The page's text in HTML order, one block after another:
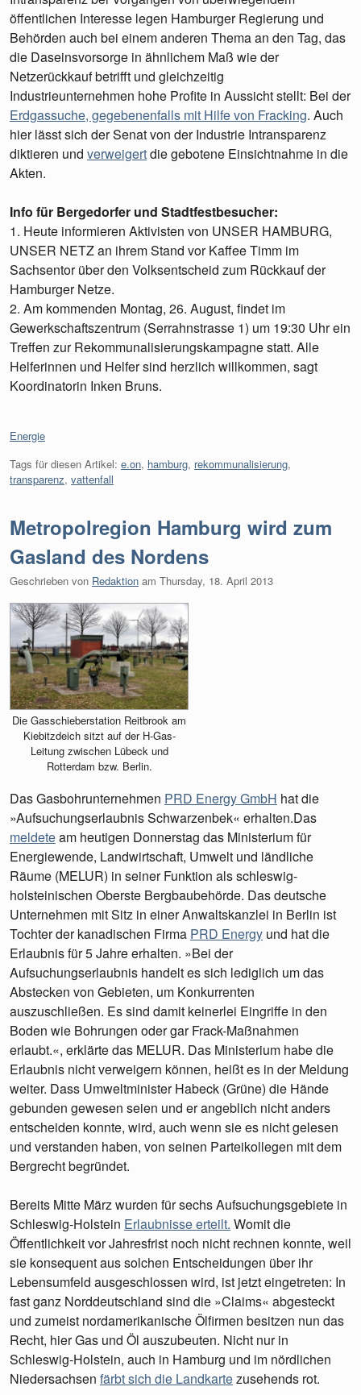
öffentlichen Interesse legen Hamburger Regierung und
Behörden auch bei einem anderen Thema an den Tag, das
die Daseinsvorsorge in ähnlichem Maß wie der
Netzerückkauf betrifft und gleichzeitig
Industrieunternehmen hohe Profite in Aussicht stellt: Bei der
Erdgassuche, gegebenenfalls mit Hilfe von Fracking. Auch
hier lässt sich der Senat von der Industrie Intransparenz
diktieren und verweigertdie gebotene Einsichtnahme in die
Akten.
Info für Bergedorfer und Stadtfestbesucher:
1. Heute informieren Aktivisten von UNSER HAMBURG,
UNSER NETZ an ihrem Stand vor Kaffee Timm im
Sachsentor über den Volksentscheid zum Rückkauf der
Hamburger Netze.
2. Am kommenden Montag, 26. August, findet im
Gewerkschaftszentrum (Serrahnstrasse 1) um 19:30 Uhr ein
Treffen zur Rekommunalisierungskampagne statt. Alle
Helferinnen und Helfer sind herzlich willkommen, sagt
Koordinatorin Inken Bruns.
Kategorien:
Energie
Tags für diesen Artikel: e.on, hamburg, rekommunalisierung,
transparenz, vattenfall
Metropolregion Hamburg wird zum
Gasland des Nordens
Geschrieben von Redaktion am Thursday, 18. April 2013
Die Gasschieberstation Reitbrook am
Kiebitzdeich sitzt auf der H-Gas-
Leitung zwischen Lübeck und
Rotterdam bzw. Berlin.
Das Gasbohrunternehmen PRD Energy GmbH hat die
»Aufsuchungserlaubnis Schwarzenbek« erhalten.Das
meldeteam heutigen Donnerstag das Ministerium für
Energiewende, Landwirtschaft, Umwelt und ländliche
Räume (MELUR) in seiner Funktion als schleswig-
holsteinischen Oberste Bergbaubehörde. Das deutsche
Unternehmen mit Sitz in einer Anwaltskanzlei in Berlin ist
Tochter der kanadischen Firma PRD Energy und hat die
Erlaubnis für 5 Jahre erhalten. »Bei der
Aufsuchungserlaubnis handelt es sich lediglich um das
Abstecken von Gebieten, um Konkurrenten
auszuschließen. Es sind damit keinerlei Eingriffe in den
Boden wie Bohrungen oder gar Frack-Maßnahmen
erlaubt.«, erklärte das MELUR. Das Ministerium habe die
Erlaubnis nicht verweigern können, heißt es in der Meldung
weiter. Dass Umweltminister Habeck (Grüne) die Hände
gebunden gewesen seien und er angeblich nicht anders
entscheiden konnte, wird, auch wenn sie es nicht gelesen
und verstanden haben, von seinen Parteikollegen mit dem
Bergrecht begründet.
Bereits Mitte März wurden für sechs Aufsuchungsgebiete in
Schleswig-Holstein Erlaubnisse erteilt. Womit die
Öffentlichkeit vor Jahresfrist noch nicht rechnen konnte, weil
sie konsequent aus solchen Entscheidungen über ihr
Lebensumfeld ausgeschlossen wird, ist jetzt eingetreten: In
fast ganz Norddeutschland sind die »Claims« abgesteckt
und zumeist nordamerikanische Ölfirmen besitzen nun das
Recht, hier Gas und Öl auszubeuten. Nicht nur in
Schleswig-Holstein, auch in Hamburg und im nördlichen
Niedersachsen färbt sich die Landkartezusehends rot.